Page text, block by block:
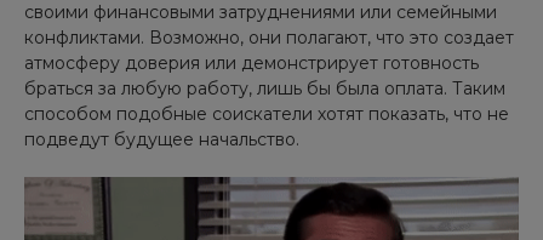
своими финансовыми затруднениями или семейными
конфликтами. Возможно, они полагают, что это создает
атмосферу доверия или демонстрирует готовность
браться за любую работу, лишь бы была оплата. Таким
способом подобные соискатели хотят показать, что не
подведут будущее начальство.